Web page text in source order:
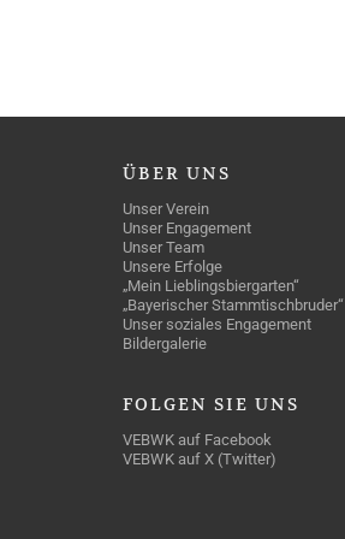
ÜBER UNS
Unser Verein
Unser Engagement
Unser Team
Unsere Erfolge
„Mein Lieblingsbiergarten“
„Bayerischer Stammtischbruder“
Unser soziales Engagement
Bildergalerie
FOLGEN SIE UNS
VEBWK auf Facebook
VEBWK auf X (Twitter)